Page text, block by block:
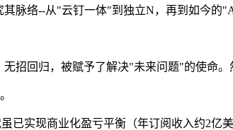
脉络--从"云钉一体"到独立N，再到如今的
招回归，被赋予了解决"未来问题"的使命
已实现商业化盈亏平衡（年订阅收入约2